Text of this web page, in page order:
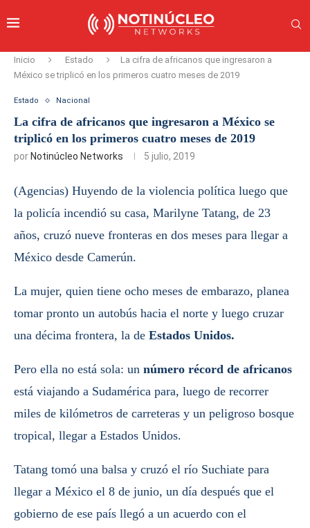
Inicio Estado
La cifra de africanos que ingresaron a
México se triplicó en los primeros cuatro meses de 2019
Estado Nacional
La cifra de africanos que ingresaron a México se
triplicó en los primeros cuatro meses de 2019
por Notinúcleo Networks 5 julio, 2019
(Agencias) Huyendo de la violencia política luego que
la policía incendió su casa, Marilyne Tatang, de 23
años, cruzó nueve fronteras en dos meses para llegar a
México desde Camerún.
La mujer, quien tiene ocho meses de embarazo, planea
tomar pronto un autobús hacia el norte y luego cruzar
una décima frontera, la de Estados Unidos.
Pero ella no está sola: un número récord de africanos
está viajando a Sudamérica para, luego de recorrer
miles de kilómetros de carreteras y un peligroso bosque
tropical, llegar a Estados Unidos.
Tatang tomó una balsa y cruzó el río Suchiate para
llegar a México el 8 de junio, un día después que el
gobierno de ese país llegó a un acuerdo con el